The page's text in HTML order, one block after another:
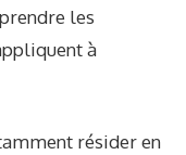
les
à
résider en